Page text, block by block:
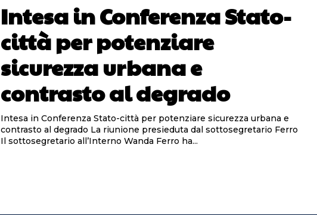
Intesa in Conferenza Stato-
città per potenziare
sicurezza urbana e
contrasto al degrado
Intesa in Conferenza Stato-città per potenziare sicurezza urbana e
contrasto al degrado La riunione presieduta dal sottosegretario Ferro
Il sottosegretario all’Interno Wanda Ferro ha...